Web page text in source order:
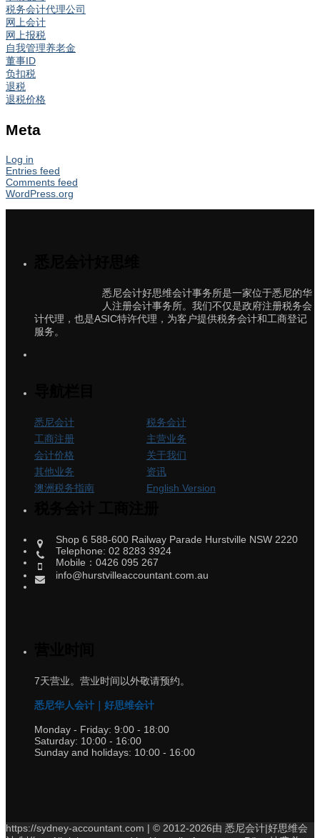
税务会计代理公司
网上会计
网上报税
自我管理养老金
董事ID
负扣税
退税
退税价格
Meta
Log in
Entries feed
Comments feed
WordPress.org
悉尼会计好思维会计事务所是一家位于悉尼的华
人注册会计事务所。我们不仅是政府注册税务会
计代理，也是ASIC特许代理，为客户提供税务会计和工商登记
服务。
悉尼会计
税务会计
工商注册
主营业务
会计价格
关于我们
其他业务
资讯
澳洲税务指南
English Version
Shop 6 588-600 Railway Parade Hurstville NSW 2220
Telephone: 02 8283 3924
Mobile：0426 095 267
info@hurstvilleaccountant.com.au
7天营业。营业时间以外敬请预约。
悉尼华人会计｜好思维会计
Monday - Friday: 9:00 - 18:00
Saturday: 10:00 - 16:00
Sunday and holidays: 10:00 - 16:00
https://sydney-accountant.com | © 2012-2026由 悉尼会计|好思维会